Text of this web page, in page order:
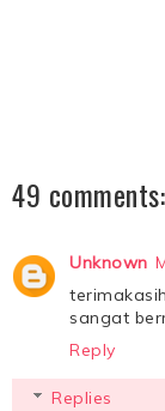
49 comments:
Unknown
sangat
Reply
Replies